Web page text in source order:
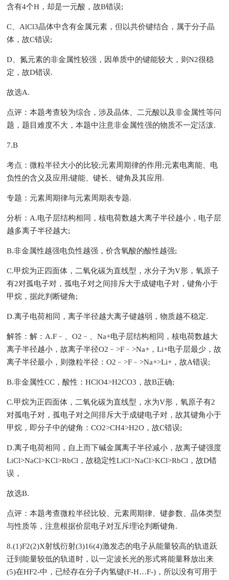
含有4个H，却是一元酸，故B错误;
C、AlCl3晶体中含有金属元素，但以共价键结合，属于分子晶
体，故C错误;
D、氮元素的非金属性较强，因单质中的键能较大，则N2很稳
定，故D错误.
故选A.
点评：本题考查较为综合，涉及晶体、二元酸以及非金属性等问
题，题目难度不大，本题中注意非金属性强的物质不一定活泼.
7.B
考点：微粒半径大小的比较;元素周期律的作用;元素电离能、电
负性的含义及应用;键能、键长、键角及其应用.
专题：元素周期律与元素周期表专题.
分析：A.电子层结构相同，核电荷数越大离子半径越小，电子层
越多离子半径越大;
B.非金属性越强电负性越强，价含氧酸的酸性越强;
C.甲烷为正四面体，二氧化碳为直线型，水分子为V形，氧原子
有2对孤电子对，孤电子对之间排斥大于成键电子对，键角小于
甲烷，据此判断键角;
D.离子电荷相同，离子半径越大离子键越弱，物质越不稳定.
解答：解：A.F﹣、O2﹣、Na+电子层结构相同，核电荷数越大
离子半径越小，故离子半径O2﹣>F﹣>Na+，Li+电子层最少，故
离子半径最小，则微粒半径：O2﹣>F﹣>Na+>Li+，故A错误;
B.非金属性CC，酸性：HClO4>H2CO3，故B正确;
C.甲烷为正四面体，二氧化碳为直线型，水为V形，氧原子有2
对孤电子对，孤电子对之间排斥大于成键电子对，故其键角小于
甲烷，即分子中的键角：CO2>CH4>H2O，故C错误;
D.离子电荷相同，自上而下碱金属离子半径减小，故离子键强度
LiCl>NaCl>KCl>RbCl，故稳定性LiCl>NaCl>KCl>RbCl，故D错
误，
故选B.
点评：本题考查微粒半径比较、元素周期律、键参数、晶体类型
与性质等，注意根据价层电子对互斥理论判断键角.
8.(1)F2(2)X射线衍射(3)16(4)激发态的电子从能量较高的轨道跃
迁到能量较低的轨道时，以一定波长光的形式将能量释放出来
(5)在HF2-中，已经存在分子内氢键(F-H…F-)，所以没有可用于